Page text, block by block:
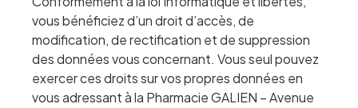
vous bénéficiez d’un droit d’accès, de
modification, de rectification et de suppression
des données vous concernant. Vous seul pouvez
exercer ces droits sur vos propres données en
vous adressant à la Pharmacie GALIEN – Avenue